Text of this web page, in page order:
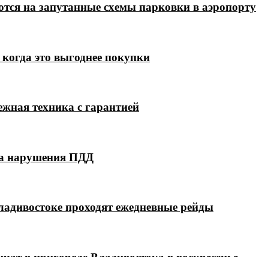
на запутанные схемы парковки в аэропорту
это выгоднее покупки
техника с гарантией
нарушения ПДД
проходят ежедневные рейды